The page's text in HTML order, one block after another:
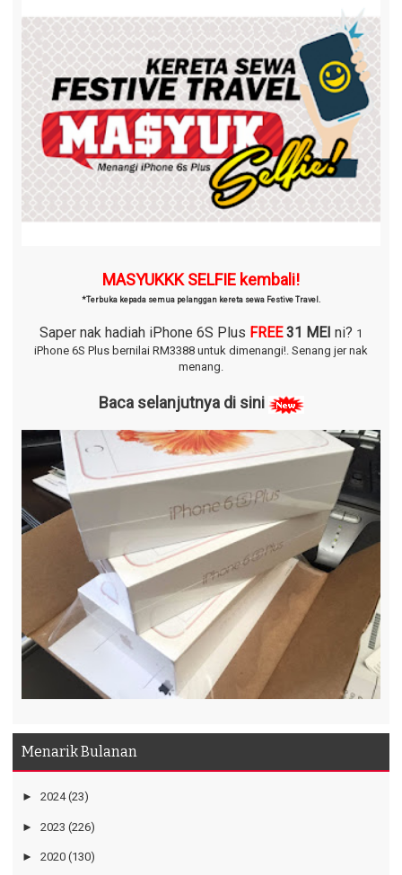
MASYUKKK SELFIE kembali!
*Terbuka kepada semua pelanggan kereta sewa Festive Travel.
Saper nak hadiah iPhone 6S Plus FREE 31 MEI ni? 1
iPhone 6S Plus bernilai RM3388 untuk dimenangi!. Senang jer nak
menang.
Baca selanjutnya di sini
Menarik Bulanan
► 2024 (23)
► 2023 (226)
► 2020 (130)